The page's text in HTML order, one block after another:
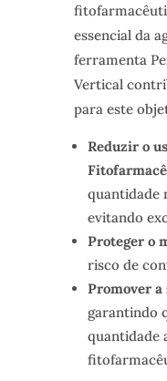
essencial da
ferramenta
Vertical
para este
Reduzir o
quantidade
evitando
Proteger o
risco de
Promover a
garantindo
quantidade